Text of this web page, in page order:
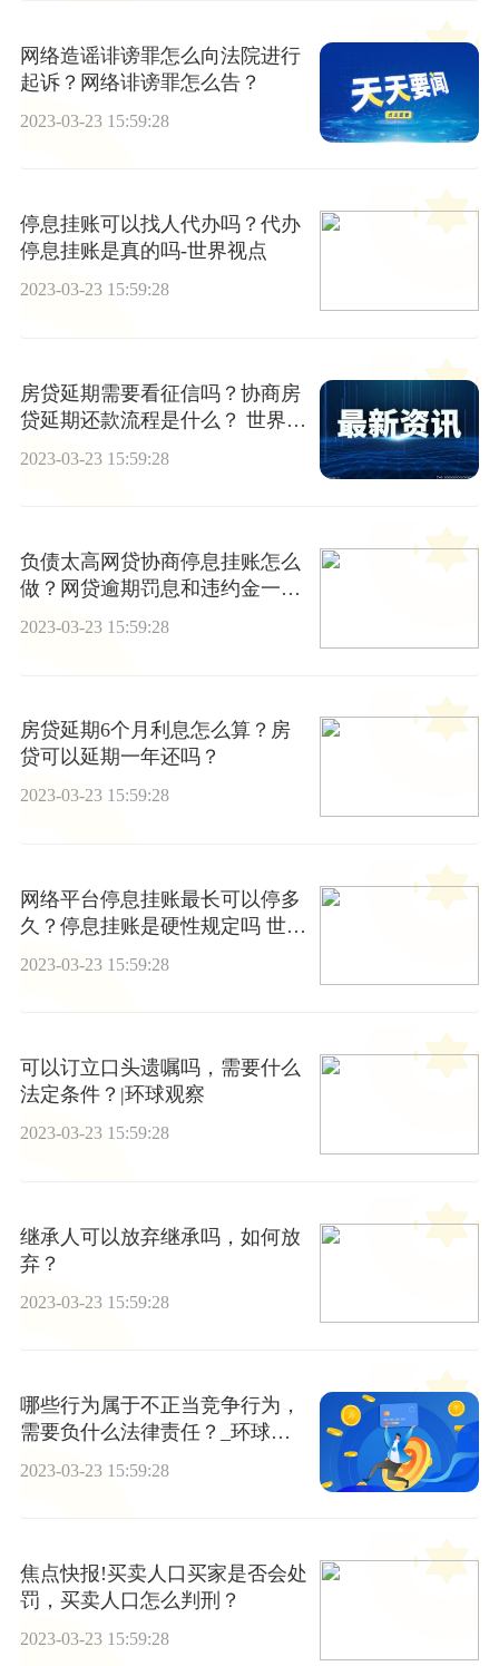
网络造谣诽谤罪怎么向法院进行
起诉？网络诽谤罪怎么告？
2023-03-23 15:59:28
停息挂账可以找人代办吗？代办
停息挂账是真的吗-世界视点
2023-03-23 15:59:28
房贷延期需要看征信吗？协商房
贷延期还款流程是什么？ 世界讯
2023-03-23 15:59:28
负债太高网贷协商停息挂账怎么
做？网贷逾期罚息和违约金一般
是多少
2023-03-23 15:59:28
房贷延期6个月利息怎么算？房
贷可以延期一年还吗？
2023-03-23 15:59:28
网络平台停息挂账最长可以停多
久？停息挂账是硬性规定吗 世界
2023-03-23 15:59:28
可以订立口头遗嘱吗，需要什么
法定条件？|环球观察
2023-03-23 15:59:28
继承人可以放弃继承吗，如何放
弃？
2023-03-23 15:59:28
哪些行为属于不正当竞争行为，
需要负什么法律责任？_环球百
2023-03-23 15:59:28
焦点快报!买卖人口买家是否会处
罚，买卖人口怎么判刑？
2023-03-23 15:59:28